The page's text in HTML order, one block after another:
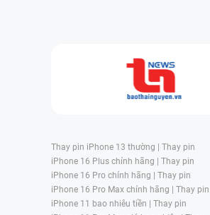
Thay pin iPhone 13 thường | Thay pin
iPhone 16 Plus chính hãng | Thay pin
iPhone 16 Pro chính hãng | Thay pin
iPhone 16 Pro Max chính hãng | Thay pin
iPhone 11 bao nhiêu tiền | Thay pin